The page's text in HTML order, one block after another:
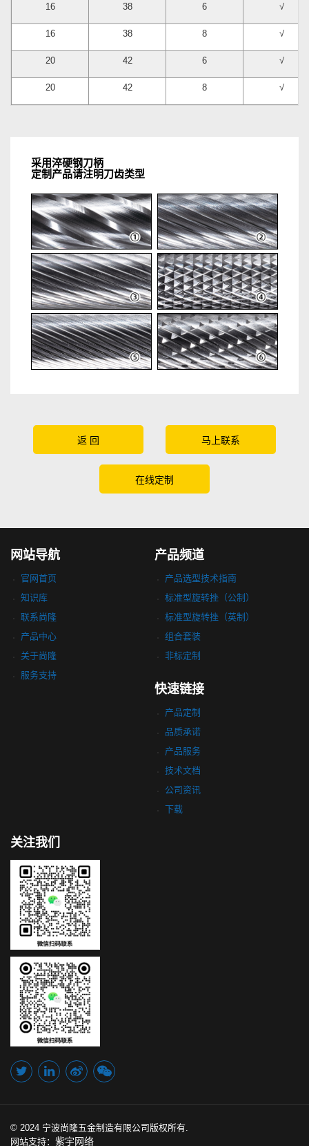
16 38 6 √
16 38 8 √
20 42 6 √
20 42 8 √
采用淬硬钢刀柄
定制产品请注明刀齿类型
返 回 马上联系
在线定制
网站导航
官网首页
知识库
联系尚隆
产品中心
关于尚隆
服务支持
产品频道
产品选型技术指南
标准型旋转挫（公制）
标准型旋转挫（英制）
组合套装
非标定制
快速链接
产品定制
品质承诺
产品服务
技术文档
公司资讯
下载
关注我们
© 2024 宁波尚隆五金制造有限公司版权所有.
网站支持： 紫宇网络